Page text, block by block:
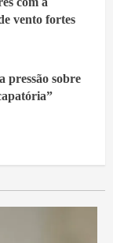
vento fortes
pressão sobre